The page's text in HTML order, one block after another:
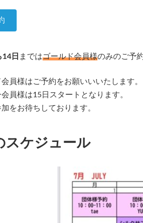
日 まではゴールド会員様のみのご予
員様はご予約をお願いいいたします。
員様は15日スタートとなります。
をお待ちしております。
スケジュール